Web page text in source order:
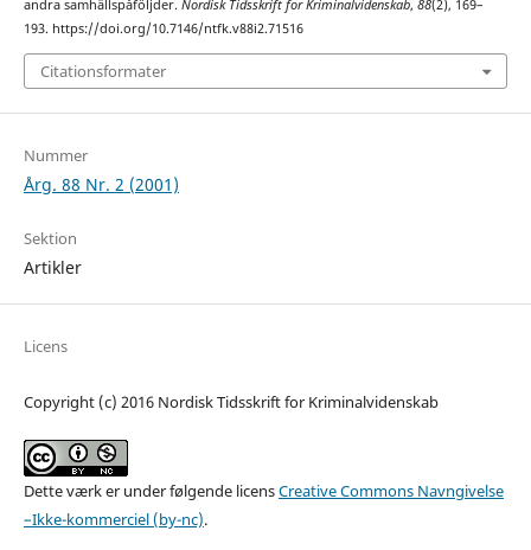
andra samhällspåföljder. Nordisk Tidsskrift for Kriminalvidenskab, 88(2), 169–
193. https://doi.org/10.7146/ntfk.v88i2.71516
Citationsformater
Nummer
Årg. 88 Nr. 2 (2001)
Sektion
Artikler
Licens
Copyright (c) 2016 Nordisk Tidsskrift for Kriminalvidenskab
Dette værk er under følgende licensCreative Commons Navngivelse
–Ikke-kommerciel (by-nc).